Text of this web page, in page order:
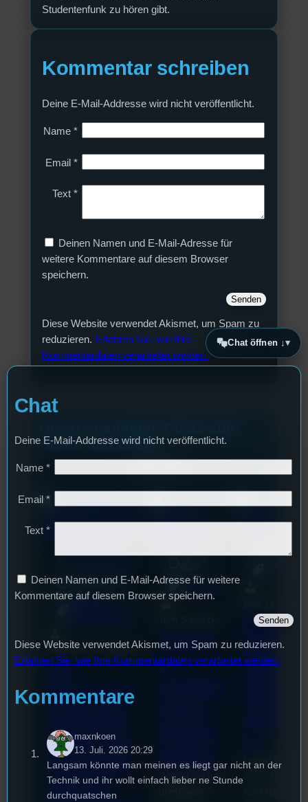
Studentenfunk zu hören gibt.
Kommentar schreiben
Deine E-Mail-Addresse wird nicht veröffentlicht.
Name *
Email *
Text *
Deinen Namen und E-Mail-Adresse für
weitere Kommentare auf diesem Browser
speichern.
Diese Website verwendet Akismet, um Spam zu
reduzieren. Erfahren Sie, wie Ihre
Kommentardaten verarbeitet werden.
Hören und Lesen
3. August 2026
Festivals ,
Sao-Mai Sol Nguyen
44.
Stummfil
2026: Ein
Interview
mit der
18. Juli
Allgemein
Techn
o
sburg
Wie ist Techno
Das
Erste
Stufu
Letzte Woche
Chat öffnen ↓
Chat
Deine E-Mail-Addresse wird nicht veröffentlicht.
Name *
Email *
Text *
Deinen Namen und E-Mail-Adresse für weitere
Kommentare auf diesem Browser speichern.
Diese Website verwendet Akismet, um Spam zu reduzieren.
Erfahren Sie, wie Ihre Kommentardaten verarbeitet werden.
Kommentare
maxnkoen
13. Juli. 2026 20:29
Langsam könnte man meinen es liegt gar nicht an der
Technik und ihr wollt einfach lieber ne Stunde
durchquatschen